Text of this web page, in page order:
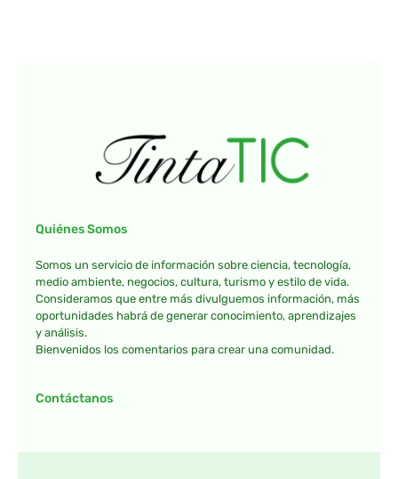
Quiénes Somos
Somos un servicio de información sobre ciencia, tecnología,
medio ambiente, negocios, cultura, turismo y estilo de vida.
Consideramos que entre más divulguemos información, más
oportunidades habrá de generar conocimiento, aprendizajes
y análisis.
Bienvenidos los comentarios para crear una comunidad.
Contáctanos